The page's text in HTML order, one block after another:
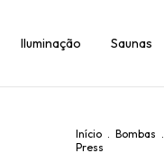
Iluminação Saunas
Início . Bombas .
Press